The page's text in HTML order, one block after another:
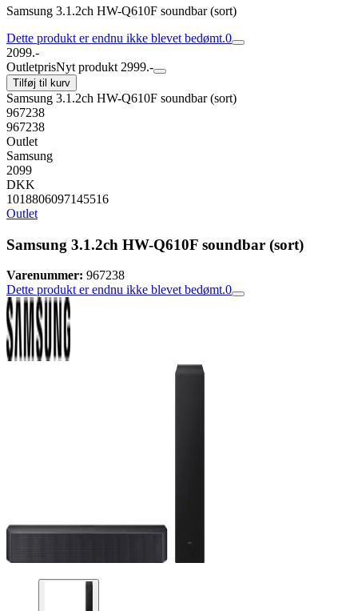
Samsung 3.1.2ch HW-Q610F soundbar (sort)
Dette produkt er endnu ikke blevet bedømt.0
2099.-
OutletprisNyt produkt 2999.-
Tilføj til kurv
Samsung 3.1.2ch HW-Q610F soundbar (sort)
967238
967238
Outlet
Samsung
2099
DKK
1018806097145516
Outlet
Samsung 3.1.2ch HW-Q610F soundbar (sort)
Varenummer: 967238
Dette produkt er endnu ikke blevet bedømt.0